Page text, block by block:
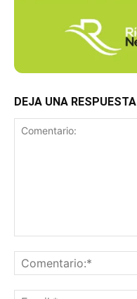
DEJA UNA RESPUESTA